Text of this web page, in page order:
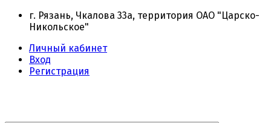
г. Рязань, Чкалова 33а, территория ОАО "Царско-
Никольское"
Личный кабинет
Вход
Регистрация